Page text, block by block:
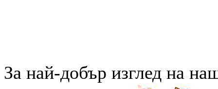
За най-добър изглед на